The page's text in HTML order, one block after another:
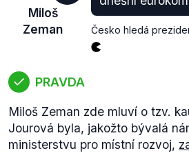
Miloš
Zeman
Česko hledá
PRAVDA
Miloš Zeman zde mluví o tzv.
Jourová byla, jakožto bývalá
ministerstvu pro místní rozvoj,